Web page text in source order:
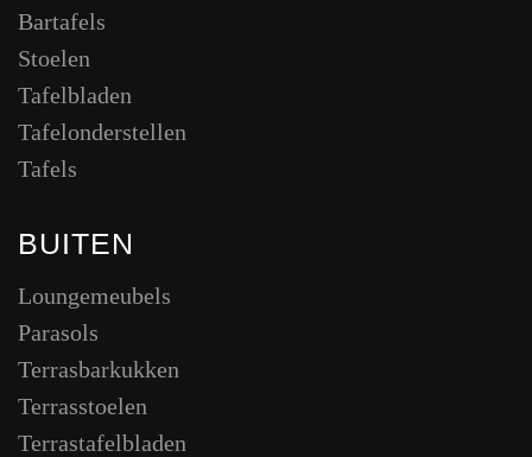
Bartafels
Stoelen
Tafelbladen
Tafelonderstellen
Tafels
BUITEN
Loungemeubels
Parasols
Terrasbarkukken
Terrasstoelen
Terrastafelbladen